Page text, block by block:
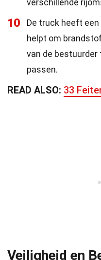
verschillende
10
De truck heeft
helpt om
van de bestuurder
passen.
READ ALSO: 33
Veiligheid en